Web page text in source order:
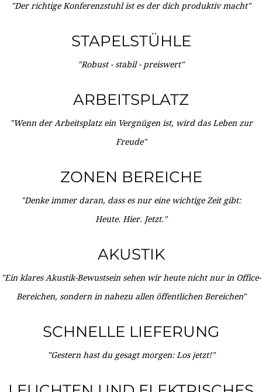
"Der richtige Konferenzstuhl ist es der dich produktiv macht"
STAPELSTÜHLE
"Robust - stabil - preiswert"
ARBEITSPLATZ
"Wenn der Arbeitsplatz ein Vergnügen ist, wird das Leben zur
Freude"
ZONEN BEREICHE
"Denke immer daran, dass es nur eine wichtige Zeit gibt:
Heute. Hier. Jetzt."
AKUSTIK
"Ein klares Akustik-Bewustsein sehen wir heute nicht nur in Office-
Bereichen, sondern in nahezu allen öffentlichen Bereichen"
SCHNELLE LIEFERUNG
"Gestern hast du gesagt morgen: Los jetzt!"